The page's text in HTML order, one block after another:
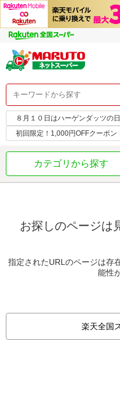
８月１０日はハーゲンダッツの
初回限定！1,000円OFFクーポン
カテゴリから探す
お探しのページは
指定されたURLのページは存
能性
楽天全国